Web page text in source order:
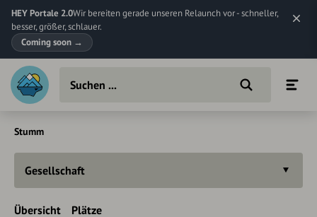
HEY Portale 2.0Wir bereiten gerade unseren Relaunch vor - schneller,
besser, größer, schlauer.
Coming soon →
Stumm
Gesellschaft
Übersicht Plätze